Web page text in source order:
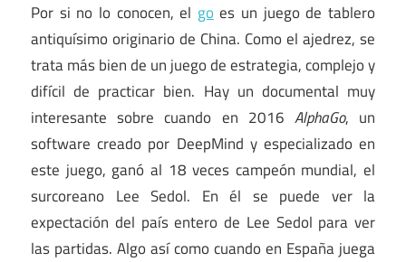
Por si no lo conocen, el goes un juego de tablero
antiquísimo originario de China. Como el ajedrez, se
trata más bien de un juego de estrategia, complejo y
difícil de practicar bien. Hay un documental muy
interesante sobre cuando en 2016 AlphaGo, un
software creado por DeepMind y especializado en
este juego, ganó al 18 veces campeón mundial, el
surcoreano Lee Sedol. En él se puede ver la
expectación del país entero de Lee Sedol para ver
las partidas. Algo así como cuando en España juega